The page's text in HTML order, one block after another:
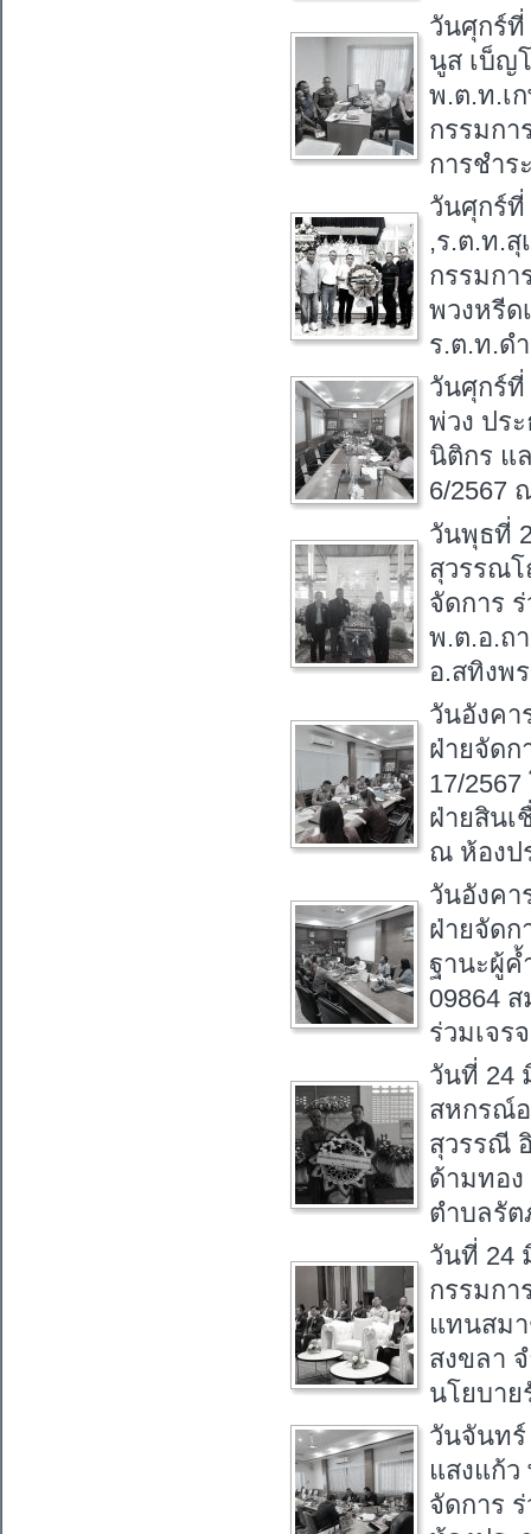
วันศุกร์ที่
นูส เบ็ญ
พ.ต.ท.เ
กรรมกา
การชำร
วันศุกร์ที่
,ร.ต.ท.
กรรมกา
พวงหรีด
ร.ต.ท.ด
วันศุกร์ที่
พ่วง ปร
นิติกร แ
6/2567
วันพุธที่
สุวรรณ
จัดการ
พ.ต.อ.ถ
อ.สทิงพ
วันอังคา
ฝ่ายจัดก
17/
ฝ่ายสินเ
ณ ห้องป
วันอังคา
ฝ่ายจัดก
ฐานะผู้ค้
09864
ร่วมเจร
วันที่ 24
สหกรณ์
สุวรรณี
ด้ามทอง
ตำบลรัต
วันที่ 24
กรรมกา
แทนสม
สงขลา
นโยบาย
วันจันทร์
แสงแก้
จัดการ